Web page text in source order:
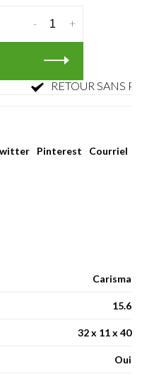
+
-
RETOUR SANS
Pinterest Courriel
Carisma
15.6
32 x 11 x 40
Oui